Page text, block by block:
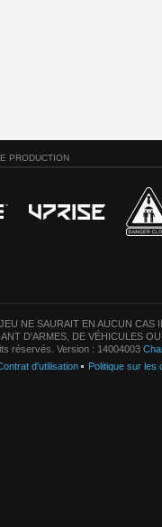
PRODUCTION
NE SAURAIT EN AUCUN CAS
D'ARMES, DE VÉHICULES
réservés. Version : 14004003
d'utilisation Politique sur les